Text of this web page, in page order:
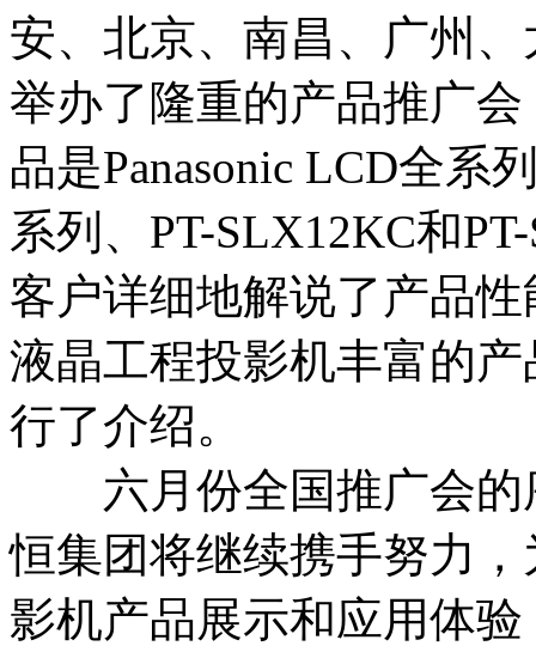
安、北京、南昌、广州
举办了隆重的产品推广
品是Panasonic LCD全系
系列、PT-SLX12KC和
客户详细地解说了产品
液晶工程投影机丰富的
行了介绍。
六月份全国推广会的
恒集团将继续携手努力
影机产品展示和应用体